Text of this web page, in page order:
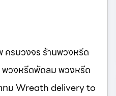
รบวงจร ร้านพวงหรีด
พวงหรีดพัดลม พวงหรีด
ทม Wreath delivery to